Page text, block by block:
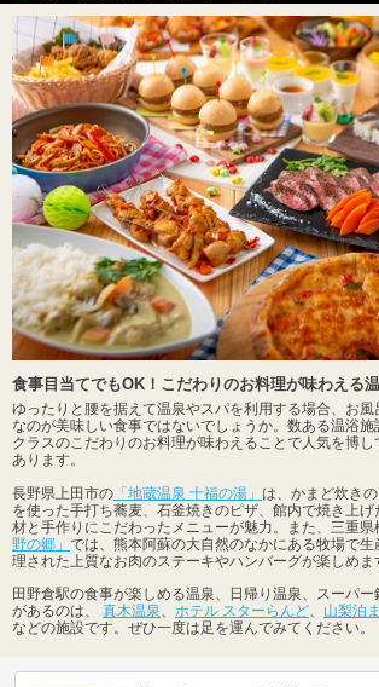
食事目当てでもOK！こだわりのお料理が味わえる
ゆったりと腰を据えて温泉やスパを利用する場合、お
なのが美味しい食事ではないでしょうか。数ある温浴
クラスのこだわりのお料理が味わえることで人気を博し
あります。
長野県上田市の 「地蔵温泉 十福の湯」 は、かまど炊き
を使った手打ち蕎麦、石釜焼きのピザ、館内で焼き上
材と手作りにこだわったメニューが魅力。また、三重県
野の郷」 では、熊本阿蘇の大自然のなかにある牧場で
理された上質なお肉のステーキやハンバーグが楽しめま
田野倉駅の食事が楽しめる温泉、日帰り温泉、スーパ
があるのは、 真木温泉 ホテル スターらんど
山梨泊
などの施設です。ぜひ一度は足を運んでみてください。